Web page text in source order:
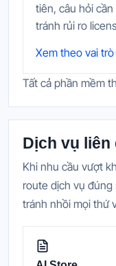
tiên, câu hỏi
tránh rủi ro
Xem theo vai trò
Tất cả phần mềm
Dịch vụ liên
Khi nhu cầu vượt
route dịch vụ đúng
tránh nhồi mọi thứ